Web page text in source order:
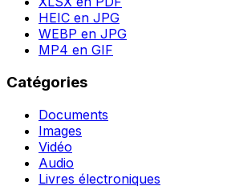
HEIC en JPG
WEBP en JPG
MP4 en GIF
Catégories
Documents
Images
Vidéo
Audio
Livres électroniques